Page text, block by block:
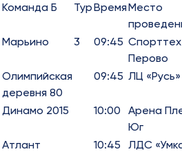
Команда Б ТурВремяМесто
Марьино 3 09:45
Перово
Олимпийская
деревня 80
09:45 ЛЦ «Русь»
Динамо 2015 10:00
Арена
Юг
Атлант 10:45 ЛДС